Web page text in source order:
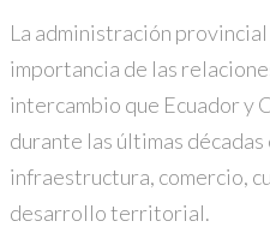
La administración
importancia de las
intercambio que Ecuador y
durante las últimas décadas
infraestructura, comercio,
desarrollo territorial.